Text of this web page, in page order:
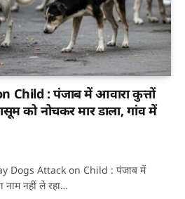
Child : पंजाब में आवारा कुत्तों
को नोचकर मार डाला, गांव में
Dogs Attack on Child : पंजाब में
नहीं ले रहा…